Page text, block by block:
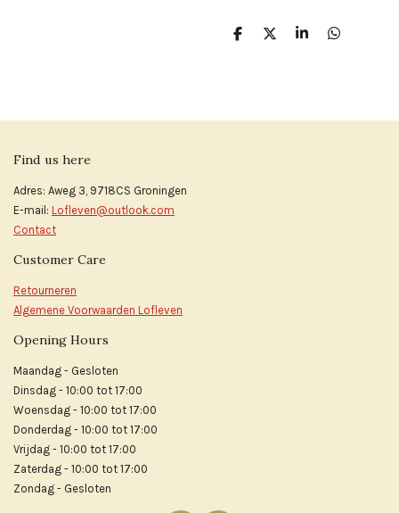
D
D
S
D
Find us here
Adres: Aweg 3, 9718CS Groningen
E-mail: Lofleven@outlook.com
Contact
Customer Care
Retourneren
Algemene Voorwaarden Lofleven
Opening Hours
Maandag - Gesloten
Dinsdag - 10:00 tot 17:00
Woensdag - 10:00 tot 17:00
Donderdag - 10:00 tot 17:00
Vrijdag - 10:00 tot 17:00
Zaterdag - 10:00 tot 17:00
Zondag - Gesloten